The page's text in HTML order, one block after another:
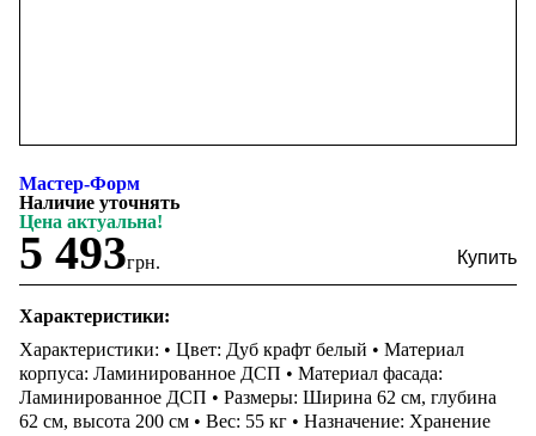
Мастер-Форм
Наличие уточнять
Цена актуальна!
5 493грн.
Характеристики:
Характеристики: • Цвет: Дуб крафт белый • Материал
корпуса: Ламинированное ДСП • Материал фасада:
Ламинированное ДСП • Размеры: Ширина 62 см, глубина
62 см, высота 200 см • Вес: 55 кг • Назначение: Хранение